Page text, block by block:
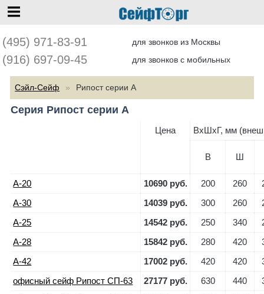
(495) 971-83-91 для звонков из Москвы
(916) 697-09-45 для звонков с мобильных
Сэйл-Сейф Рипост серии А
Серия Рипост серии А
Цена ВхШхГ, мм
В Ш
А-20 10690 руб. 200 260
А-30
14039 руб. 300 260
А-25
14542 руб. 250 340
А-28
15842 руб. 280 420
А-42
17002 руб. 420 420
офисный сейф Рипост СП-63
27177 руб. 630 440